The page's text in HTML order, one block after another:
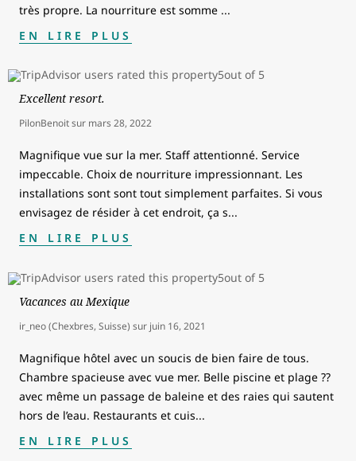
très propre. La nourriture est somme ...
EN LIRE PLUS
Excellent resort.
PilonBenoitsur mars 28, 2022
Magnifique vue sur la mer. Staff attentionné. Service
impeccable. Choix de nourriture impressionnant. Les
installations sont sont tout simplement parfaites. Si vous
envisagez de résider à cet endroit, ça s...
EN LIRE PLUS
Vacances au Mexique
ir_neo (Chexbres, Suisse) sur juin 16, 2021
Magnifique hôtel avec un soucis de bien faire de tous.
Chambre spacieuse avec vue mer. Belle piscine et plage ??
avec même un passage de baleine et des raies qui sautent
hors de l’eau. Restaurants et cuis...
EN LIRE PLUS